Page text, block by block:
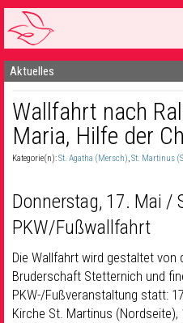
Startseite
1 Pfarrei
16 Gemeinden & mehr
Sakramente & Feste
Gemeinschaft & Soziales
Musik& Kultur
Seelsorge & Kontakt
Aktuelles
Wallfahrt nach
Maria, Hilfe der
Kategorie(n):St. Agatha (Mersch),St. Martinus
Donnerstag, 17. Mai /
PKW/Fußwallfahrt
Die Wallfahrt wird gestaltet von
Bruderschaft Stetternich und
PKW-/Fußveranstaltung statt:
Kirche St. Martinus (Nordseite),